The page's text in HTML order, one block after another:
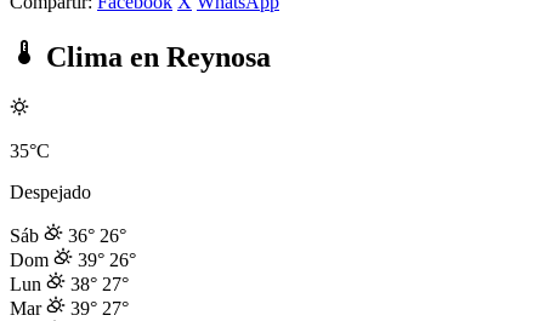
Clima en Reynosa
35°C
Despejado
Sáb 36° 26°
Dom
39° 26°
Lun
38° 27°
Mar
39° 27°